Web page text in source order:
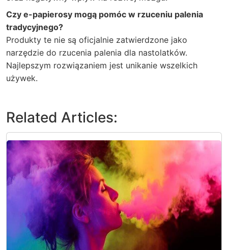
Czy e-papierosy mogą pomóc w rzuceniu palenia
tradycyjnego?
Produkty te nie są oficjalnie zatwierdzone jako
narzędzie do rzucenia palenia dla nastolatków.
Najlepszym rozwiązaniem jest unikanie wszelkich
używek.
Related Articles: